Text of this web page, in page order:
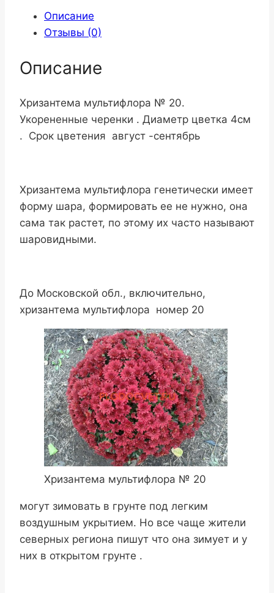
Описание
Отзывы (0)
Описание
Хризантема мультифлора № 20.
Укорененные черенки . Диаметр цветка 4см
. Срок цветения август -сентябрь
Хризантема мультифлора генетически имеет
форму шара, формировать ее не нужно, она
сама так растет, по этому их часто называют
шаровидными.
До Московской обл., включительно,
хризантема мультифлора номер 20
Хризантема мультифлора № 20
могут зимовать в грунте под легким
воздушным укрытием. Но все чаще жители
северных региона пишут что она зимует и у
них в открытом грунте .